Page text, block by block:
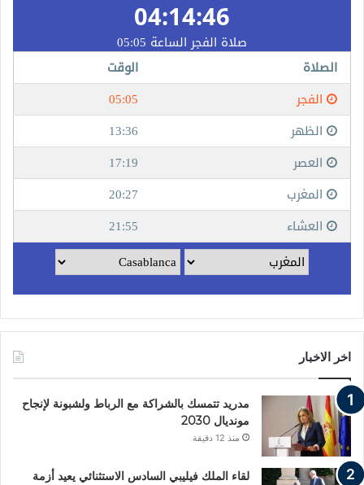
اخر الاخبار
مدريد تتمسك بالشراكة مع الرباط ولشبونة لإنجاح
مونديال 2030
منذ 12 دقيقة
لقاء الملك فيليبي السادس الاستثنائي يعيد أزمة